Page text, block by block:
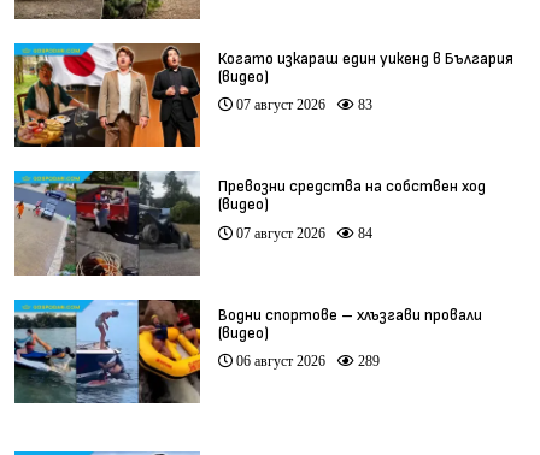
Когато изкараш един уикенд в България
(видео)
07 август 2026 83
Превозни средства на собствен ход
(видео)
07 август 2026 84
Водни спортове – хлъзгави провали
(видео)
06 август 2026 289